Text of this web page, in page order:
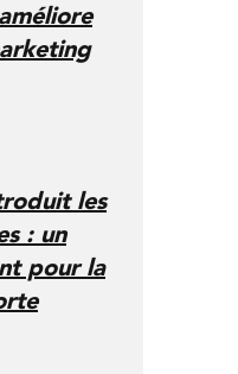
les
: un
pour la